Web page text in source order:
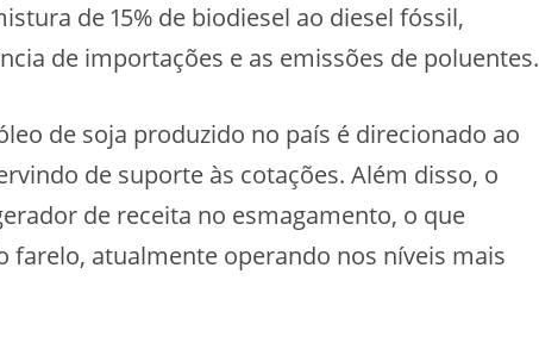
de 15% de biodiesel ao diesel fóssil,
de importações e as emissões de poluentes.
de soja produzido no país é direcionado ao
de suporte às cotações. Além disso, o
de receita no esmagamento, o que
farelo, atualmente operando nos níveis mais